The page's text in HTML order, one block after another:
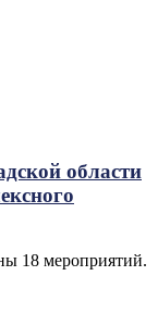
области
18 мероприятий.